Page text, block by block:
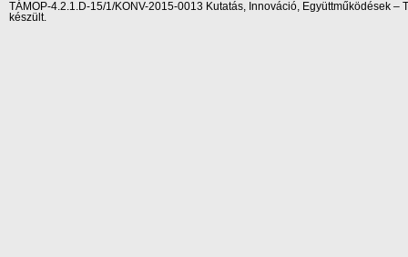
TÁMOP-4.2.1.D-15/1/KONV-2015-0013 Kutatás, Innováció, Együttműködések
készült.